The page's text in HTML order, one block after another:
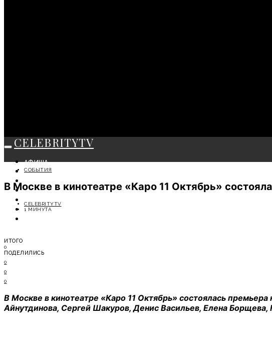
CELEBRITYTV
АФИША
СОБЫТИЯ
МОДА
ЛИЧНОСТЬ
ОТДЫХ
СОБЫТИЯ
В Москве в кинотеатре «Каро 11 Октябрь»
CELEBRITYTV
1 МИНУТА
ИТОГО
0
ПОДЕЛИЛИСЬ
0
0
0
В Москве в кинотеатре «Каро 11 Октябрь» состоялась
Айнутдинова, Сергей Шакуров, Денис Васильев, Елена